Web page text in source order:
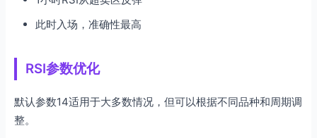
此时入场，准确性最高
RSI参数优化
默认参数14适用于大多数情况，但可以根据不同品种和周期调
整。